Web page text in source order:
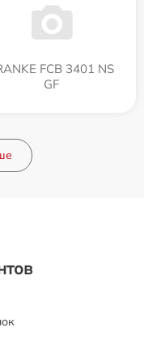
FCB 3401 NS
GF